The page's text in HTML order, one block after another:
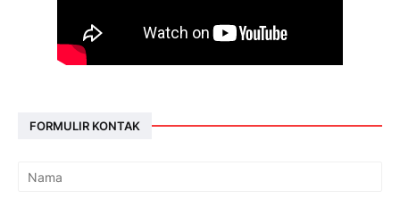
FORMULIR KONTAK